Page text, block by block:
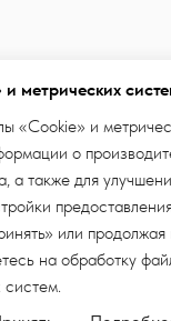
метрических
«Cookie» и
о
а также для
или продолжая
на обработку